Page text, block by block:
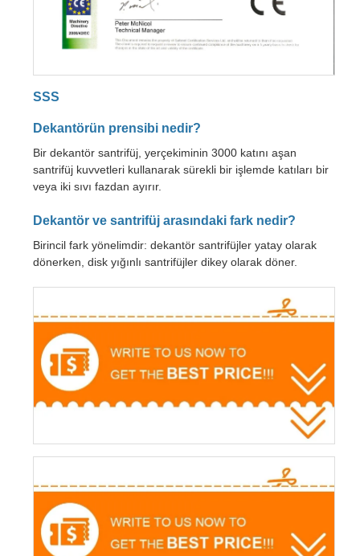
SSS
Dekantörün prensibi nedir?
Bir dekantör santrifüj, yerçekiminin 3000 katını aşan
santrifüj kuvvetleri kullanarak sürekli bir işlemde katıları bir
veya iki sıvı fazdan ayırır.
Dekantör ve santrifüj arasındaki fark nedir?
Birincil fark yönelimdir: dekantör santrifüjler yatay olarak
dönerken, disk yığınlı santrifüjler dikey olarak döner.